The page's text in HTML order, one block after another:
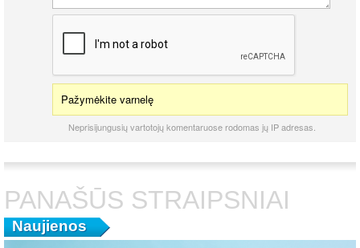
Pažymėkite varnelę
Neprisijungusių vartotojų komentaruose rodomas jų IP adresas.
PANAŠŪS STRAIPSNIAI
Naujienos